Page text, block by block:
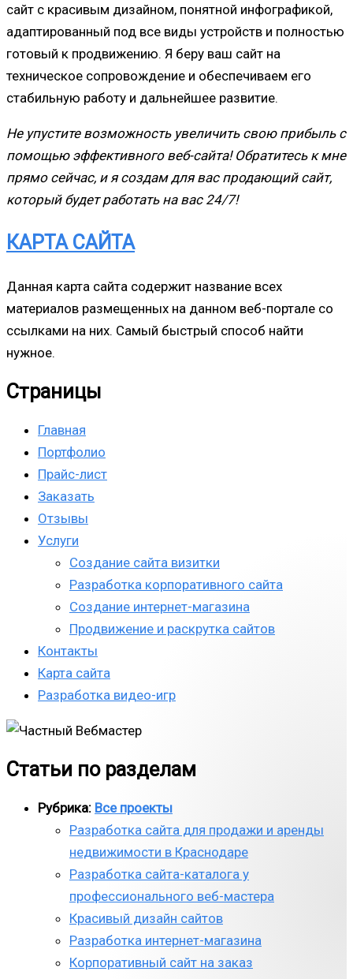
сайт с красивым дизайном, понятной инфографикой,
адаптированный под все виды устройств и полностью
готовый к продвижению. Я беру ваш сайт на
техническое сопровождение и обеспечиваем его
стабильную работу и дальнейшее развитие.
Не упустите возможность увеличить свою прибыль с
помощью эффективного веб-сайта! Обратитесь к мне
прямо сейчас, и я создам для вас продающий сайт,
который будет работать на вас 24/7!
КАРТА САЙТА
Данная карта сайта содержит название всех
материалов размещенных на данном веб-портале со
ссылками на них. Самый быстрый способ найти
нужное.
Страницы
Главная
Портфолио
Прайс-лист
Заказать
Отзывы
Услуги
Создание сайта визитки
Разработка корпоративного сайта
Создание интернет-магазина
Продвижение и раскрутка сайтов
Контакты
Карта сайта
Разработка видео-игр
Статьи по разделам
Рубрика: Все проекты
Разработка сайта для продажи и аренды
недвижимости в Краснодаре
Разработка сайта-каталога у
профессионального веб-мастера
Красивый дизайн сайтов
Разработка интернет-магазина
Корпоративный сайт на заказ